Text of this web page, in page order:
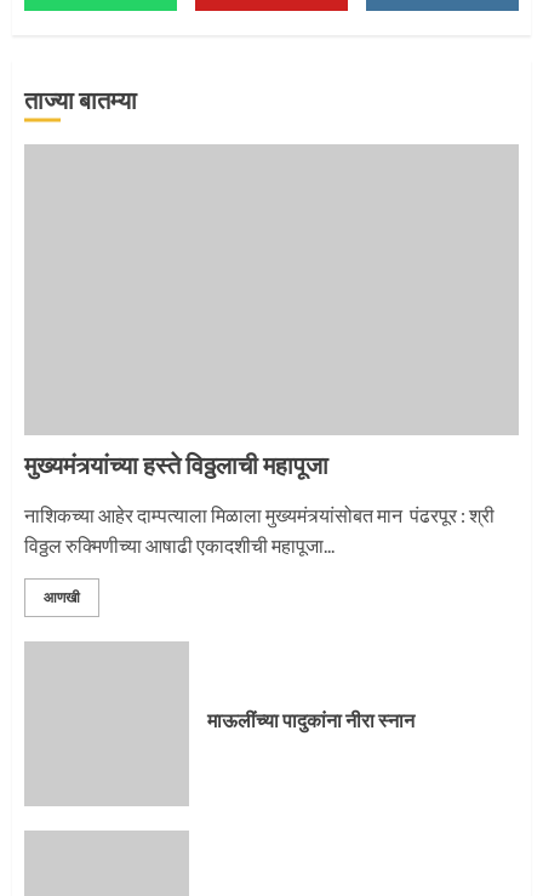
माऊलींच्या पादुकांना नीरा स्नान
ताज्या बातम्या
मुख्यमंत्र्यांच्या हस्ते विठ्ठलाची महापूजा
नाशिकच्या आहेर दाम्पत्याला मिळाला मुख्यमंत्र्यांसोबत मान पंढरपूर : श्री
विठ्ठल रुक्मिणीच्या आषाढी एकादशीची महापूजा...
आणखी
माऊलींच्या पादुकांना नीरा स्नान